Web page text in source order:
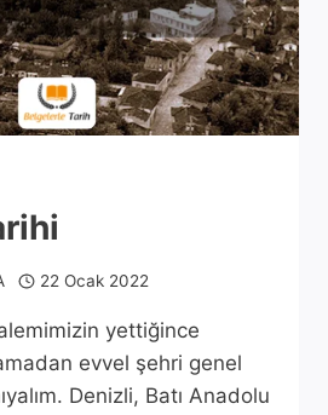
22 Ocak 2022
yettiğince
evvel şehri genel
Denizli, Batı Anadolu